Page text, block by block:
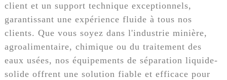
client et un support technique exceptionnels,
garantissant une expérience fluide à tous nos
clients. Que vous soyez dans l'industrie minière,
agroalimentaire, chimique ou du traitement des
eaux usées, nos équipements de séparation liquide-
solide offrent une solution fiable et efficace pour